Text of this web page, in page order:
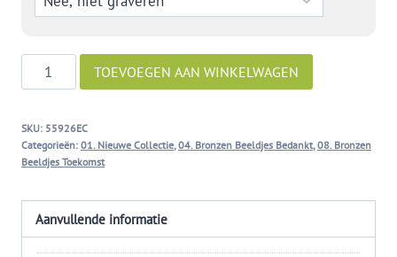
Ziens
TOEVOEGEN AAN WINKELWAGEN
SKU: 55926EC
Categorieën: 01. Nieuwe Collectie,04. Bronzen Beeldjes Bedankt,08. Bronzen
Beeldjes Toekomst
Aanvullende informatie